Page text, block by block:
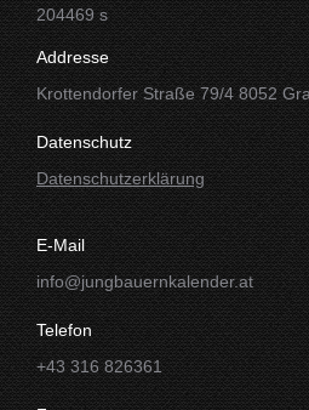
204469 s
Addresse
Krottendorfer Straße 79/4 8052
Datenschutz
Datenschutzerklärung
E-Mail
info@jungbauernkalender.at
Telefon
+43 316 826361